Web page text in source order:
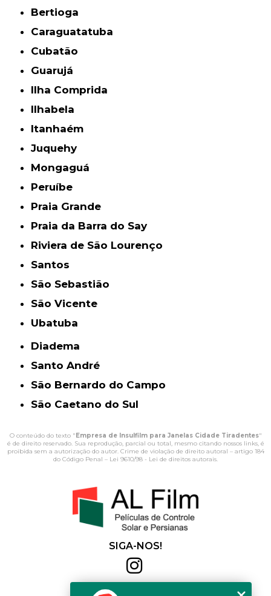
Bertioga
Caraguatatuba
Cubatão
Guarujá
Ilha Comprida
Ilhabela
Itanhaém
Juquehy
Mongaguá
Peruíbe
Praia Grande
Praia da Barra do Say
Riviera de São Lourenço
Santos
São Sebastião
São Vicente
Ubatuba
Diadema
Santo André
São Bernardo do Campo
São Caetano do Sul
O conteúdo do texto " Empresa de Insulfilm para Janelas Cidade Tiradentes"
é de direito reservado. Sua reprodução, parcial ou total, mesmo citando nossos links, é
proibida sem a autorização do autor. Crime de violação de direito autoral – artigo 184
do Código Penal – Lei 9610/98 - Lei de direitos autorais.
SIGA-NOS!